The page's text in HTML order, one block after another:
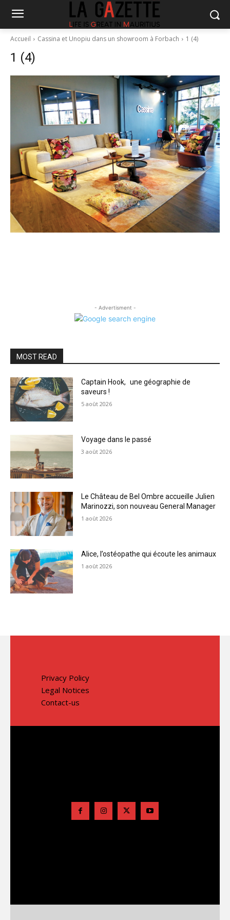
Accueil Cassina et Unopiu dans un showroom à Forbach 1 (4)
1 (4)
- Advertisment -
MOST READ
Captain Hook, une géographie de
saveurs !
5 août 2026
Voyage dans le passé
3 août 2026
Le Château de Bel Ombre accueille Julien
Marinozzi, son nouveau General Manager
1 août 2026
Alice, l’ostéopathe qui écoute les animaux
1 août 2026
Privacy Policy
Legal Notices
Contact-us